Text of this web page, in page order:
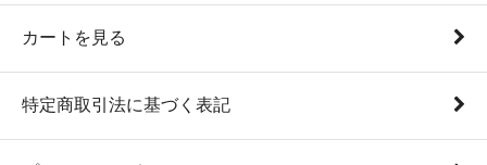
カートを見る
特定商取引法に基づく表記